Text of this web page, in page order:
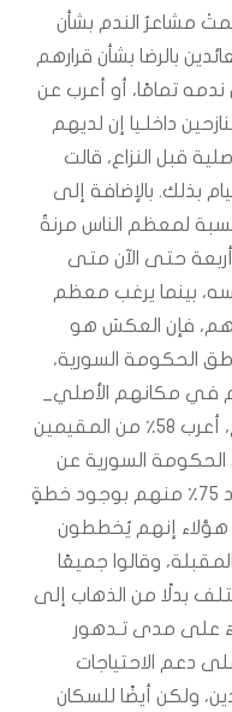
مشاعرُ الندم بشأن
بالرضا بشأن قرارهم
ندمه تمامًا، أو أعرب عن
داخلـيا إن لديهم
قبل النزاع، قالت
بذلك. بالإضافة إلى
لمعظم الناس مرنةٌ
حتى الآن متى
بينما يرغب معظم
فإن العكسَ هو
الحكومة السورية،
في مكانهم الأصلي_
عن رغبـتهم في تركها. في الواقع، أعرب ٥٨٪ من المقيمين
الحكومة السورية عن
رغبـتهم في مغادرة منازلهم، وأفاد ٧٥٪ منهم بوجود خطةٍ
هؤلاء إنهم يُخططون
وقالوا جميعًا
بدلًا من الذهاب إلى
على مدى تـدهور
دعم الاحتياجات
ولكن أيضًا للسكان